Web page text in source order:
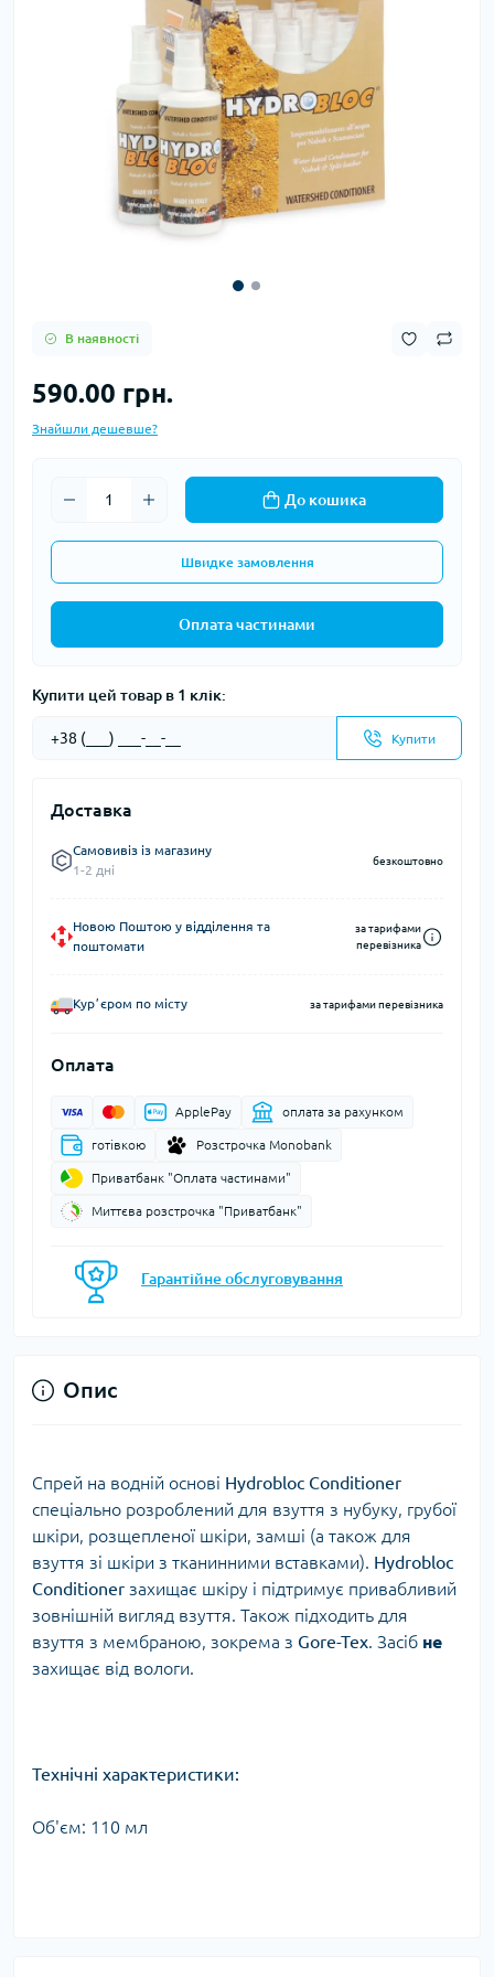
В наявності
590.00 грн.
Знайшли дешевше?
До кошика
Швидке замовлення
Оплата частинами
Купити цей товар в 1 клік:
Купити
Доставка
Самовивіз із магазину
1-2 дні
безкоштовно
Новою Поштою у відділення та
поштомати
за тарифами
перевізника
Курʼєром по місту за тарифами перевізника
Оплата
ApplePay оплата за рахунком
готівкою Розстрочка Monobank
Приватбанк "Оплата частинами"
Миттєва розстрочка "Приватбанк"
Гарантійне обслуговування
Опис
Cпрей на водній основі Hydrobloc Conditioner
спеціально розроблений для взуття з нубуку, грубої
шкіри, розщепленої шкіри, замші (а також для
взуття зі шкіри з тканинними вставками). Hydrobloc
Conditioner захищає шкіру і підтримує привабливий
зовнішній вигляд взуття. Також підходить для
взуття з мембраною, зокрема з Gore-Tex. Засіб не
захищає від вологи.
Технічні характеристики:
Об'єм: 110 мл